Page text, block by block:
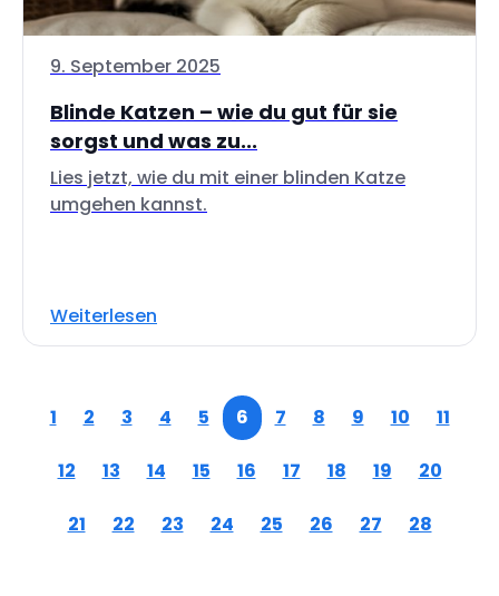
9. September 2025
Blinde Katzen – wie du gut für sie
sorgst und was zu...
Lies jetzt, wie du mit einer blinden Katze
umgehen kannst.
Weiterlesen
1 2 3 4 5 6 7 8 9 10 11
12 13 14 15 16 17 18 19 20
21 22 23 24 25 26 27 28